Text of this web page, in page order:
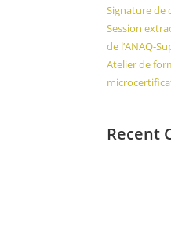
Signature de
Session
de l’ANAQ-
Atelier de
Recent